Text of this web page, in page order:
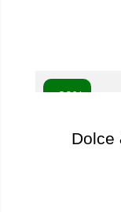
- 20%
Dolce